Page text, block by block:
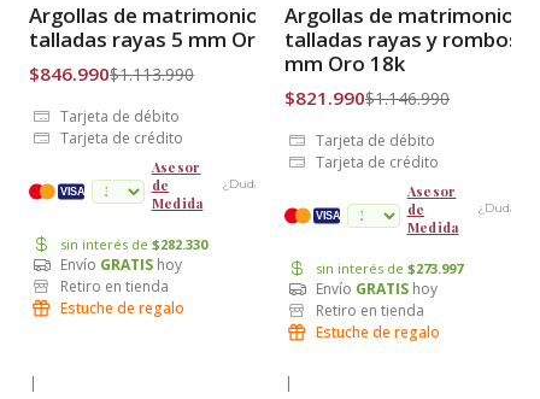
Envío Gratis
Argollas de matrimonio
talladas rayas 5 mm Oro 18k
$846.990$1.113.990
Tarjeta de débito
Tarjeta de crédito
VISA
Asesor
de
Medida
¿Dudas?
sin interés de $282.330
Envío GRATIS hoy
Retiro en tienda
Estuche de regalo
Envío Gratis
Argollas de matrimonio
talladas rayas y rombos 5
mm Oro 18k
$821.990$1.146.990
Tarjeta de débito
Tarjeta de crédito
VISA
Asesor
de
Medida
¿Dudas?
sin interés de $273.997
Envío GRATIS hoy
Retiro en tienda
Estuche de regalo
| |